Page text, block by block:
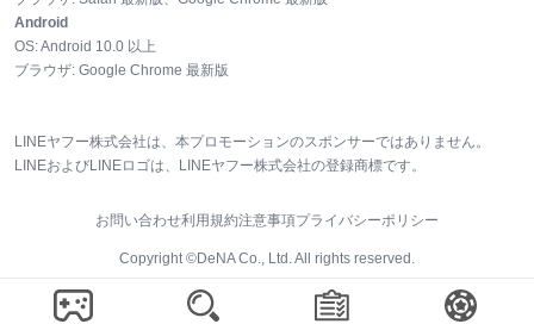
Android
OS:Android 10.0 以上
ブラウザ: Google Chrome 最新版
LINEヤフー株式会社は、本プロモーションのスポンサーではありません。
LINEおよびLINEロゴは、LINEヤフー株式会社の登録商標です。
お問い合わせ利用規約注意事項プライバシーポリシー
Copyright ©DeNA Co., Ltd. All rights reserved.